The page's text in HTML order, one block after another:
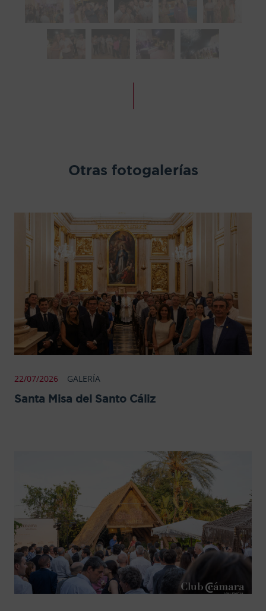
Otras fotogalerías
22/07/2026 GALERÍA
Santa Misa del Santo Cáliz